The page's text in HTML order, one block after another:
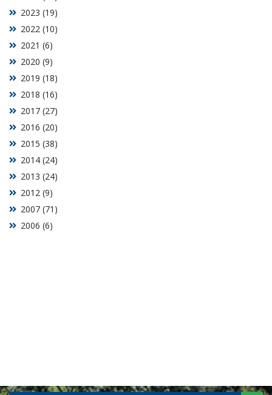
2006 (6)
2007 (71)
2012 (9)
2013 (24)
2014 (24)
2015 (38)
2016 (20)
2017 (27)
2018 (16)
2019 (18)
2020 (9)
2021 (6)
2022 (10)
2023 (19)